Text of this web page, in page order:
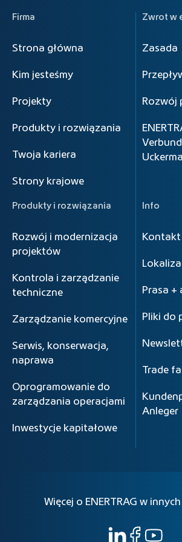
Firma
Strona główna
Kim jesteśmy
Projekty
Produkty i rozwiązania
Twoja kariera
Strony krajowe
Zwrot w
Zasada
Rozwój
Produkty i rozwiązania
Rozwój i modernizacja
projektów
Kontrola i zarządzanie
techniczne
Zarządzanie komercyjne
Serwis, konserwacja,
naprawa
Oprogramowanie do
zarządzania operacjami
Inwestycje kapitałowe
Info
Kontakt
Prasa +
Pliki do
Trade
Anleger
Więcej o ENERTRAG w